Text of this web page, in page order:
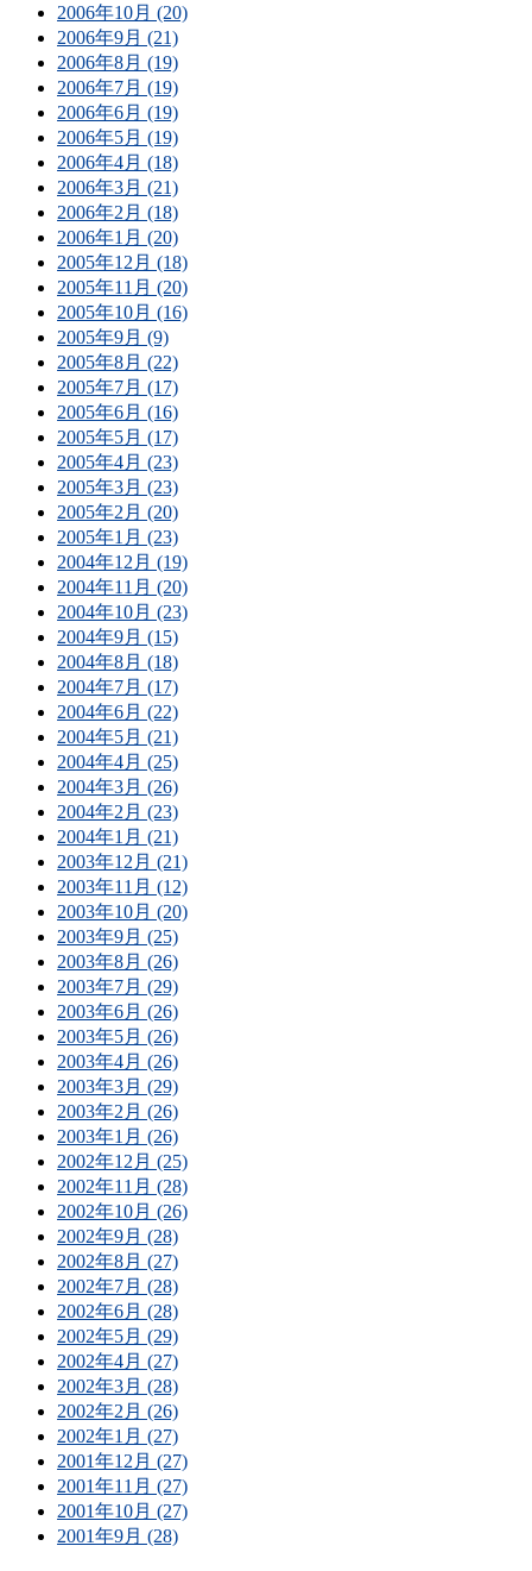
2006年10月 (20)
2006年9月 (21)
2006年8月 (19)
2006年7月 (19)
2006年6月 (19)
2006年5月 (19)
2006年4月 (18)
2006年3月 (21)
2006年2月 (18)
2006年1月 (20)
2005年12月 (18)
2005年11月 (20)
2005年10月 (16)
2005年9月 (9)
2005年8月 (22)
2005年7月 (17)
2005年6月 (16)
2005年5月 (17)
2005年4月 (23)
2005年3月 (23)
2005年2月 (20)
2005年1月 (23)
2004年12月 (19)
2004年11月 (20)
2004年10月 (23)
2004年9月 (15)
2004年8月 (18)
2004年7月 (17)
2004年6月 (22)
2004年5月 (21)
2004年4月 (25)
2004年3月 (26)
2004年2月 (23)
2004年1月 (21)
2003年12月 (21)
2003年11月 (12)
2003年10月 (20)
2003年9月 (25)
2003年8月 (26)
2003年7月 (29)
2003年6月 (26)
2003年5月 (26)
2003年4月 (26)
2003年3月 (29)
2003年2月 (26)
2003年1月 (26)
2002年12月 (25)
2002年11月 (28)
2002年10月 (26)
2002年9月 (28)
2002年8月 (27)
2002年7月 (28)
2002年6月 (28)
2002年5月 (29)
2002年4月 (27)
2002年3月 (28)
2002年2月 (26)
2002年1月 (27)
2001年12月 (27)
2001年11月 (27)
2001年10月 (27)
2001年9月 (28)